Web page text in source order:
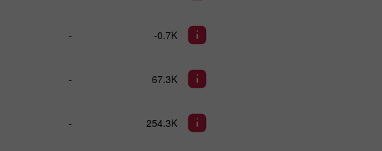
- -0.7K
- 67.3K
- 254.3K